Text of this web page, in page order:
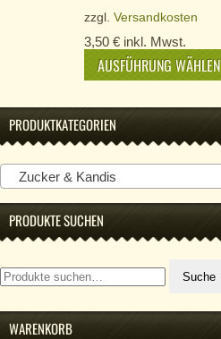
zzgl. Versandkosten
3,50 € inkl. Mwst.
AUSFÜHRUNG WÄHLEN
PRODUKTKATEGORIEN
Zucker & Kandis
PRODUKTE SUCHEN
Suche
nach:
Suche
WARENKORB